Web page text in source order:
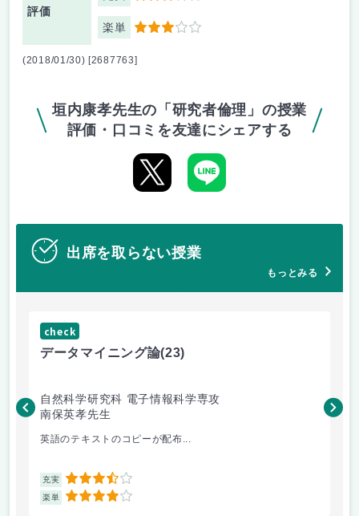
評価
楽単 3
(2018/01/30) [2687763]
垣内康孝先生の「研究者倫理」の授業
評価・口コミを友達にシェアする
出席を取らない授業
もっとみる
check
データマイニング論(23)
自然科学研究科 電子情報科学専攻
南保英孝先生
英語のテキストのコピーが配布...
充実 3.5
楽単 4
渡